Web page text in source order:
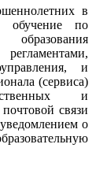
в
обучение по
и
(сервиса)
и
связи
о